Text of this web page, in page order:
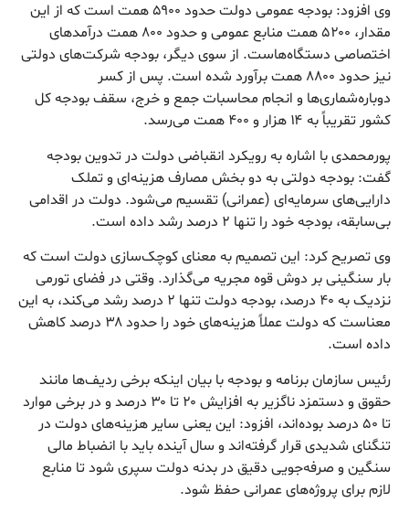
وی افزود: بودجه عمومی دولت حدود ۵۹۰۰ همت است که از این
مقدار، ۵۲۰۰ همت منابع عمومی و حدود ۸۰۰ همت درآمدهای
اختصاصی دستگاه‌هاست. از سوی دیگر، بودجه شرکت‌های دولتی
نیز حدود ۸۸۰۰ همت برآورد شده است. پس از کسر
دوباره‌شماری‌ها و انجام محاسبات جمع و خرج، سقف بودجه کل
کشور تقریباً به ۱۴ هزار و ۴۰۰ همت می‌رسد.
پورمحمدی با اشاره به رویکرد انقباضی دولت در تدوین بودجه
گفت: بودجه دولتی به دو بخش مصارف هزینه‌ای و تملک
دارایی‌های سرمایه‌ای (عمرانی) تقسیم می‌شود. دولت در اقدامی
بی‌سابقه، بودجه خود را تنها ۲ درصد رشد داده است.
وی تصریح کرد: این تصمیم به معنای کوچک‌سازی دولت است که
بار سنگینی بر دوش قوه مجریه می‌گذارد. وقتی در فضای تورمی
نزدیک به ۴۰ درصد، بودجه دولت تنها ۲ درصد رشد می‌کند، به این
معناست که دولت عملاً هزینه‌های خود را حدود ۳۸ درصد کاهش
داده است.
رئیس سازمان برنامه و بودجه با بیان اینکه برخی ردیف‌ها مانند
حقوق و دستمزد ناگزیر به افزایش ۲۰ تا ۳۰ درصد و در برخی موارد
تا ۵۰ درصد بوده‌اند، افزود: این یعنی سایر هزینه‌های دولت در
تنگنای شدیدی قرار گرفته‌اند و سال آینده باید با انضباط مالی
سنگین و صرفه‌جویی دقیق در بدنه دولت سپری شود تا منابع
لازم برای پروژه‌های عمرانی حفظ شود.